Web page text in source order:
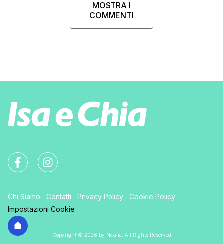
MOSTRA I
COMMENTI
Chi Siamo Contatti Privacy Policy
Cookie Policy
Impostazioni Cookie
Copyright © 2026 by Nexilia. All Rights Reserved